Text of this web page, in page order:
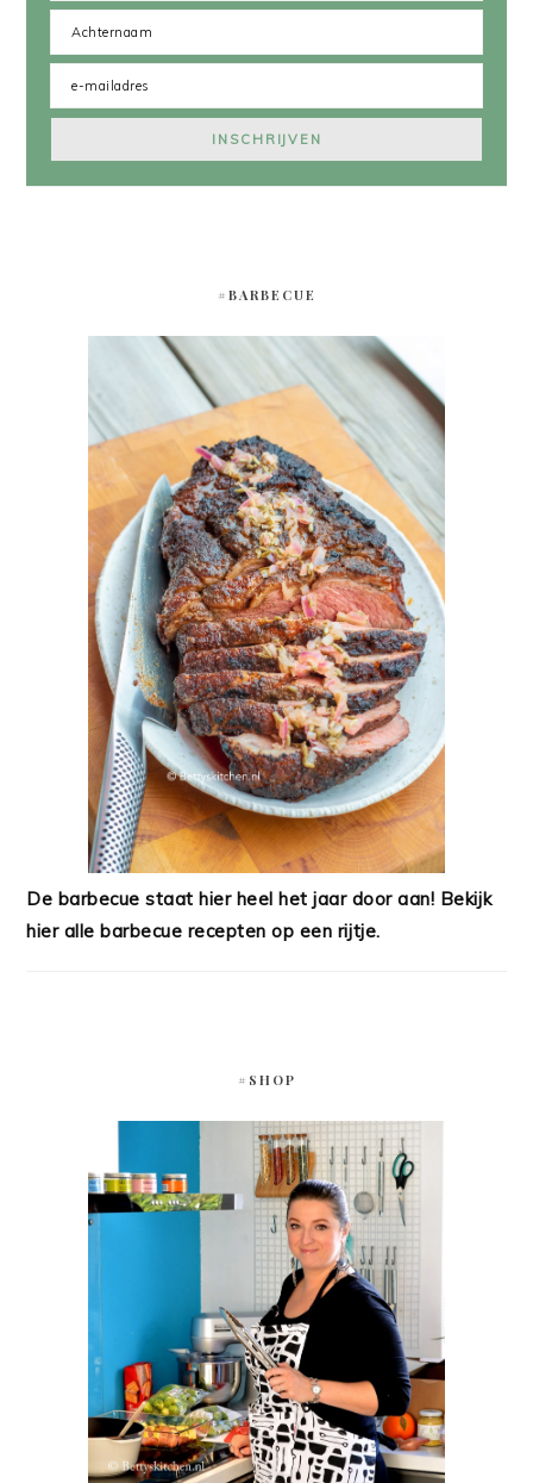
#BARBECUE
De barbecue staat hier heel het jaar door aan! Bekijk
hier alle barbecue recepten op een rijtje.
#SHOP